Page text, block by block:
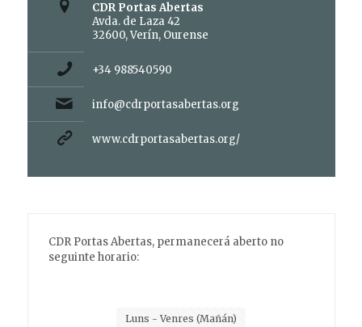
CDR Portas Abertas
Avda. de Laza 42
32600, Verín, Ourense
+34 988540590
info@cdrportasabertas.org
www.cdrportasabertas.org/
CDR Portas Abertas, permanecerá aberto no
seguinte horario:
Luns - Venres (Mañán)